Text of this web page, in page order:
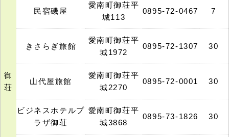
御
荘
民宿磯屋
愛南町御荘平
城113
0895-72-0467 7
きさらぎ旅館
愛南町御荘平
城1972
0895-72-1307 30
山代屋旅館
愛南町御荘平
城2270
0895-72-0001 30
ビジネスホテルプ
ラザ御荘
愛南町御荘平
城3868
0895-73-1826 30